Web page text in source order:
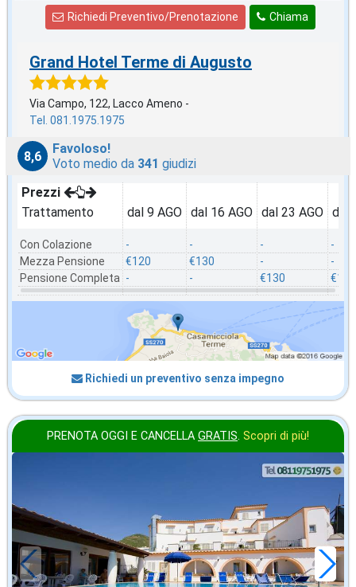
Chiama
Richiedi Preventivo/Prenotazione
Grand Hotel Terme di Augusto
Via Campo, 122, Lacco Ameno -
Tel. 081.1975.1975
8,6
Favoloso!
Voto medio da 341 giudizi
Prezzi
Trattamento
Con Colazione
Mezza Pensione
Pensione Completa
dal 9 AGO
-
€120
-
dal 16 AGO
-
€130
-
dal 23 AGO
-
-
€130
dal
-
-
€107
Richiedi un preventivo senza impegno
PRENOTA OGGI E CANCELLA GRATIS. Scopri di più!
in offerta da
€104,14
a notte